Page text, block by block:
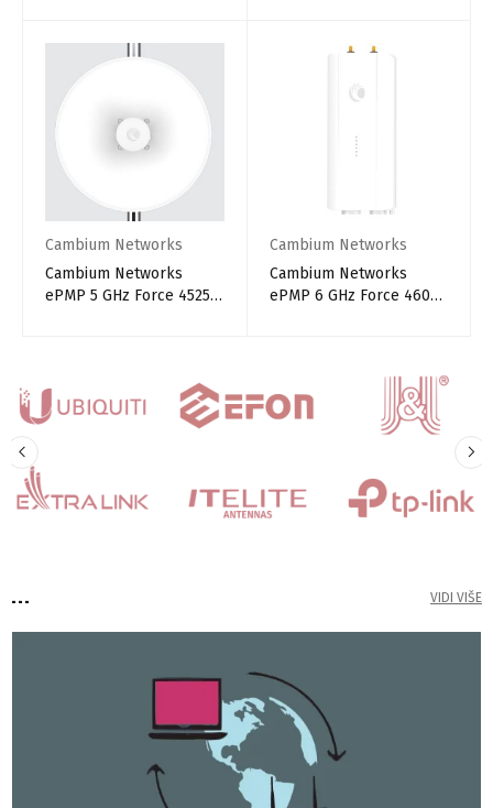
Cambium Networks
Cambium Networks
ePMP 5 GHz Force 4525L
Cambium Networks
Cambium Networks
ePMP 6 GHz Force 4600C
... VIDI VIŠE